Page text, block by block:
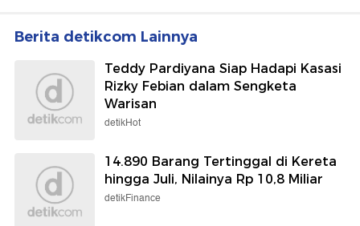
Berita detikcom Lainnya
Teddy Pardiyana Siap Hadapi Kasasi
Rizky Febian dalam Sengketa
Warisan
detikHot
14.890 Barang Tertinggal di Kereta
hingga Juli, Nilainya Rp 10,8 Miliar
detikFinance